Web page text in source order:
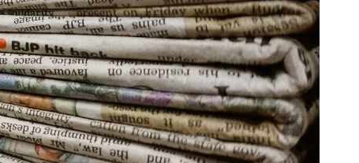
Artikelen
Projecten
Contact
Home
Direct contact